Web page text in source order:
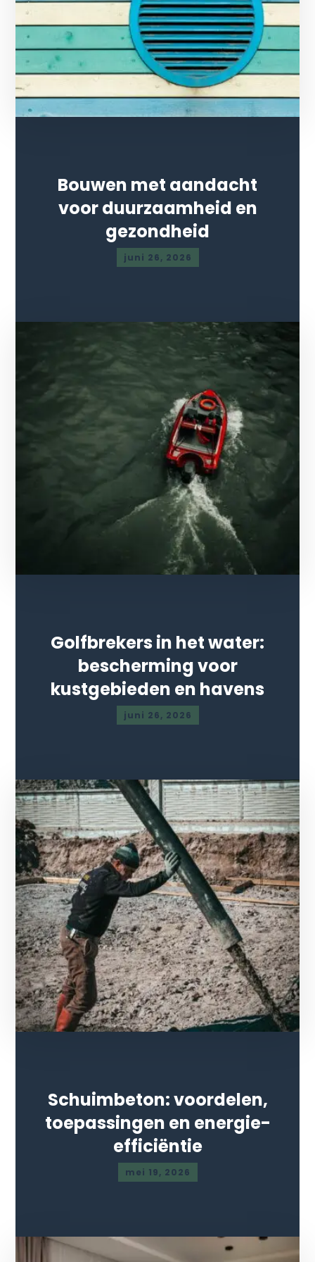
Bouwen met aandacht
voor duurzaamheid en
gezondheid
juni 26, 2026
Golfbrekers in het water:
bescherming voor
kustgebieden en havens
juni 26, 2026
Schuimbeton: voordelen,
toepassingen en energie-
efficiëntie
mei 19, 2026